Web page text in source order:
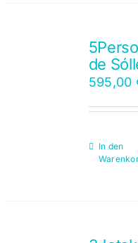
de
595,00
In den